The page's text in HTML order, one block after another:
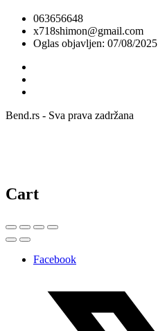
063656648
x718shimon@gmail.com
Oglas objavljen: 07/08/2025
Bend.rs - Sva prava zadržana
Cart
Facebook